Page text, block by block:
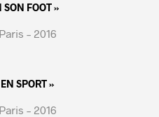
SON FOOT »
– 2016
SPORT »
– 2016